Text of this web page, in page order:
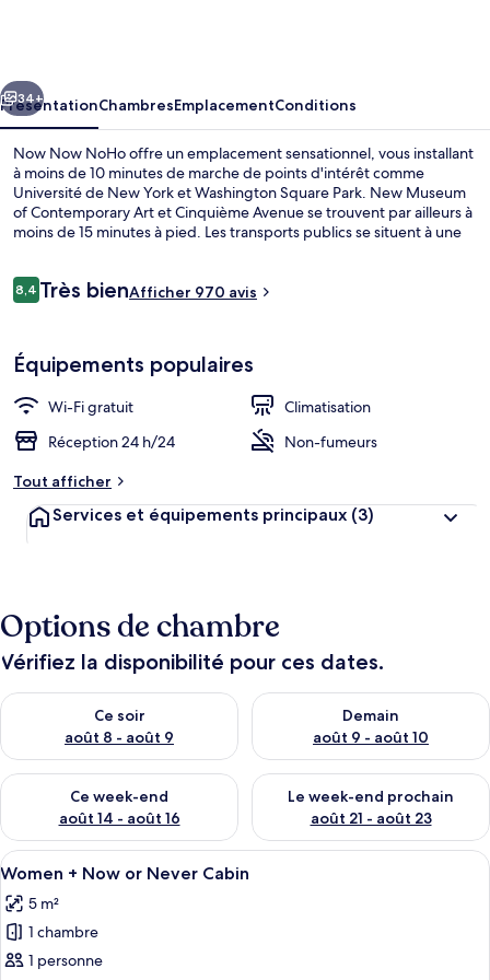
Suivant
34+
PrésentationChambresEmplacementConditions
Now Now NoHo offre un emplacement sensationnel, vous installant
à moins de 10 minutes de marche de points d'intérêt comme
Université de New York et Washington Square Park. New Museum
of Contemporary Art et Cinquième Avenue se trouvent par ailleurs à
moins de 15 minutes à pied. Les transports publics se situent à une
Avis
voyageurs
8,48,4 sur 10
Très bienAfficher 970 avis
Équipements populaires
Wi-Fi gratuit
Climatisation
Réception 24 h/24
Non-fumeurs
Tout afficher
Services et équipements principaux (3)
Options de chambre
Vérifiez la disponibilité pour ces dates.
Ce soir
août 8 - août 9
Vérifier la disponibilité pour ce soir août 8 - août 9
Demain
août 9 - août 10
Vérifier la disponibilité pour
Ce week-end
août 14 - août 16
Vérifier la disponibilité pour ce week-end août 14 - août 16
Le week-end prochain
août 21 - août 23
Vérifier la disponibilité pour
Afficher
toutes
les
photos
pour
Une chambre d’hôtel avec un lit,
11
Women + Now or Never Cabin
5 m²
1 chambre
1 personne